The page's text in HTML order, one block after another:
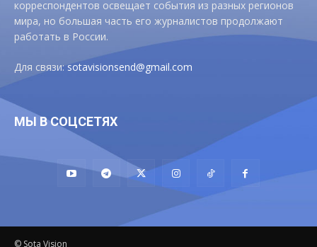
корреспондентов освещает события из разных регионов
мира, но большая часть его журналистов продолжают
работать в России.
Для связи:sotavisionsend@gmail.com
МЫ В СОЦСЕТЯХ
© Sota Vision